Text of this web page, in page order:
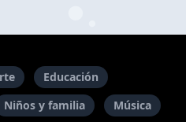
Educación
Niños y familia
Música